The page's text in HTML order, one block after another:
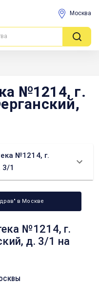
Москва
№1214, г.
№1214, г.
3/1
в Москве
№1214, г.
д. 3/1 на